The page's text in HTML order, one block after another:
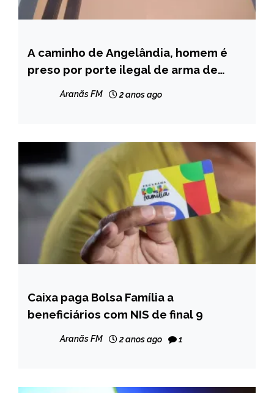
MINAS
GERAIS
NOTÍCIAS
A caminho de Angelândia, homem é
preso por porte ilegal de arma de
Aranãs FM 2 anos ago
BRASIL
NOTÍCIAS
Caixa paga Bolsa Família a
beneficiários com NIS de final 9
Aranãs FM 2 anos ago 1